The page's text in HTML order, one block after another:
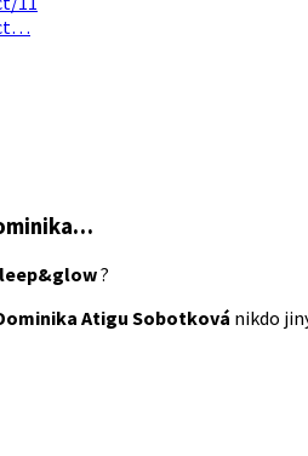
?
Atigu Sobotková nikdo